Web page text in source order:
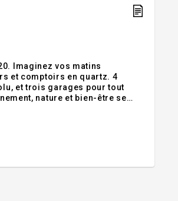
Imaginez vos matins
et comptoirs en quartz. 4
et trois garages pour tout
nature et bien-être se